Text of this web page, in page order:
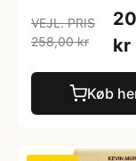
VEJL. PRIS
258,00 kr
kr
Køb